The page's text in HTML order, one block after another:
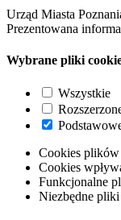
Urząd Miasta
Prezentowana
Wybrane pliki
Wszystkie
Cookies
Cookies
Funkcjonalne
Niezbędne pliki